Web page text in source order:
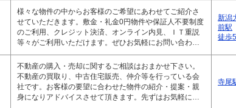
様々な物件の中からお客様のご希望にあわせてご紹介さ
せていただきます。敷金・礼金0円物件や保証人不要制度
のご利用、クレジット決済、オンライン内見、ＩＴ重説
等々がご利用いただけます。ぜひお気軽にお問い合わ…
新潟
前駅
徒歩
不動産の購入・売却に関するご相談はおまかせ下さい。
不動産の買取り、中古住宅販売、仲介等を行っている会
社です。お客様の要望に合わせた物件の紹介・提案・親
身になりアドバイスさせて頂きます。先ずはお気軽に…
寺尾